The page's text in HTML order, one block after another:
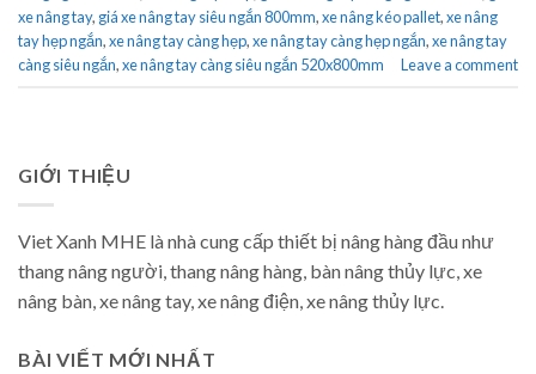
xe nâng tay, giá xe nâng tay siêu ngắn 800mm,xe nâng kéo pallet,xe nâng
tay hẹp ngắn,xe nâng tay càng hẹp,xe nâng tay càng hẹp ngắn,xe nâng tay
càng siêu ngắn,xe nâng tay càng siêu ngắn 520x800mm Leave a comment
GIỚI THIỆU
Viet Xanh MHE là nhà cung cấp thiết bị nâng hàng đầu như
thang nâng người, thang nâng hàng, bàn nâng thủy lực, xe
nâng bàn, xe nâng tay, xe nâng điện, xe nâng thủy lực.
BÀI VIẾT MỚI NHẤT